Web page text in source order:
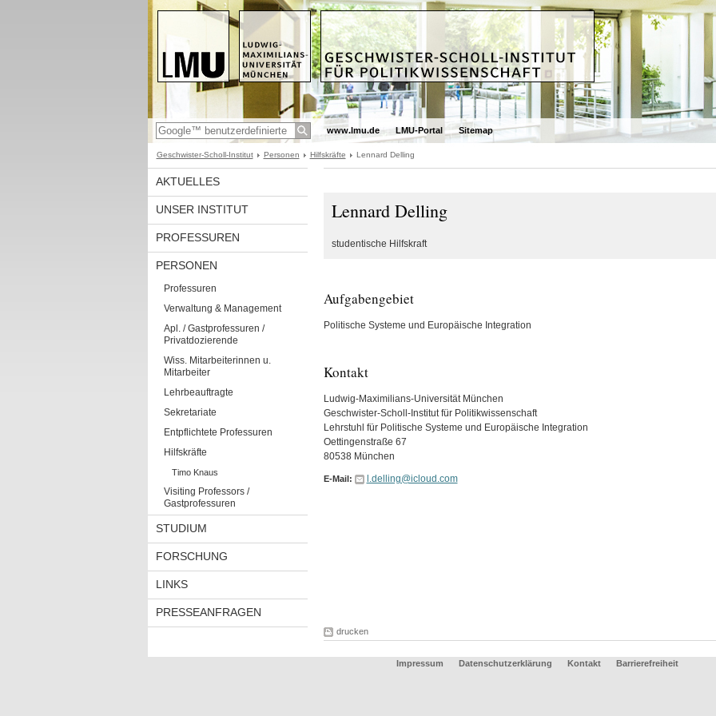
www.lmu.de LMU-Portal Sitemap
Geschwister-Scholl-Institut Personen Hilfskräfte Lennard Delling
AKTUELLES
UNSER INSTITUT
PROFESSUREN
PERSONEN
Professuren
Verwaltung & Management
Apl. / Gastprofessuren /
Privatdozierende
Wiss. Mitarbeiterinnen u.
Mitarbeiter
Lehrbeauftragte
Sekretariate
Entpflichtete Professuren
Hilfskräfte
Timo Knaus
Visiting Professors /
Gastprofessuren
STUDIUM
FORSCHUNG
LINKS
PRESSEANFRAGEN
Lennard Delling
studentische Hilfskraft
Aufgabengebiet
Politische Systeme und Europäische Integration
Kontakt
Ludwig-Maximilians-Universität München
Geschwister-Scholl-Institut für Politikwissenschaft
Lehrstuhl für Politische Systeme und Europäische Integration
Oettingenstraße 67
80538 München
E-Mail: l.delling@icloud.com
drucken
Impressum Datenschutzerklärung Kontakt Barrierefreiheit